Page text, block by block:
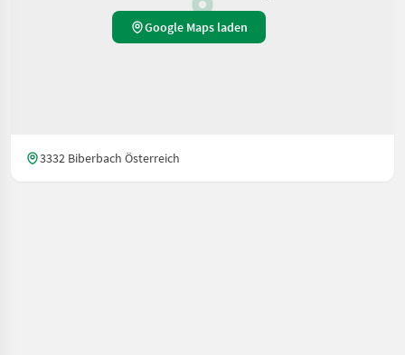
Google Maps laden
3332 Biberbach Österreich